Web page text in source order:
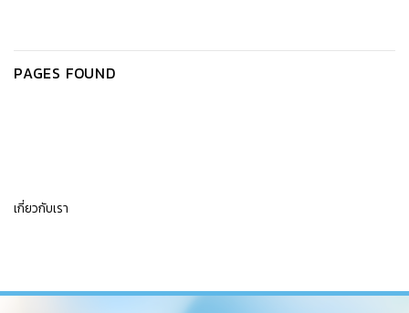
PAGES FOUND
เกี่ยวกับเรา